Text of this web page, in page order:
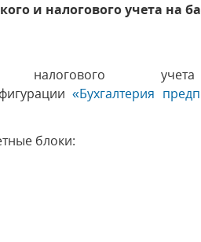
и налогового учета на
и налогового
«Бухгалтерия
блоки: